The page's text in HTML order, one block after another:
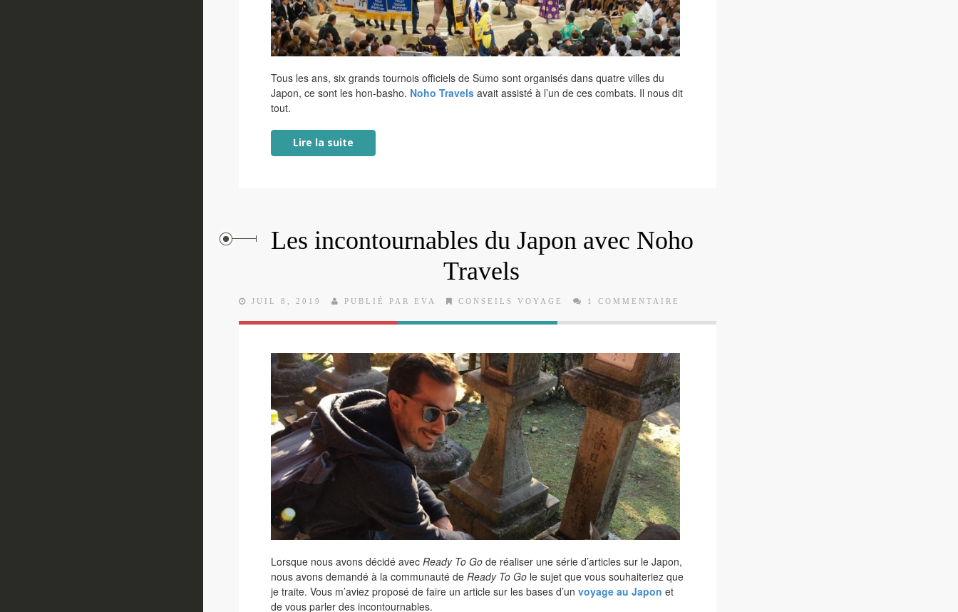
Tous les ans, six grands tournois officiels de Sumo sont organisés dans quatre villes du
Japon, ce sont les hon-basho. Noho Travels avait assisté à l’un de ces combats. Il nous dit
tout.
Lire la suite
Les incontournables du Japon avec Noho
Travels
JUIL 8, 2019 PUBLIÉ PAR EVA CONSEILS VOYAGE 1 COMMENTAIRE
Lorsque nous avons décidé avec Ready To Go de réaliser une série d’articles sur le Japon,
nous avons demandé à la communauté de Ready To Go le sujet que vous souhaiteriez que
je traite. Vous m’aviez proposé de faire un article sur les bases d’un voyage au Japon et
de vous parler des incontournables.